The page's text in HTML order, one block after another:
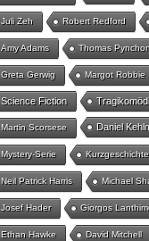
Juli Zeh Robert Redford
Amy Adams Thomas
Greta Gerwig Margot Robbie
Science Fiction
Martin Scorsese Daniel
Mystery-Serie
Neil Patrick Harris Michael
Josef Hader Giorgos
Ethan Hawke David Mitchell